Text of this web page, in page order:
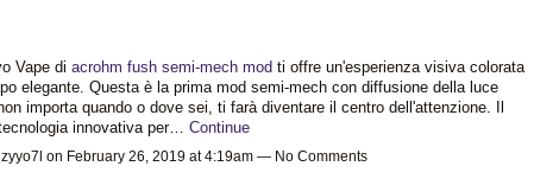
Vape di acrohm fush semi-mech modti offre un'esperienza visiva colorata
elegante. Questa è la prima mod semi-mech con diffusione della luce
importa quando o dove sei, ti farà diventare il centro dell'attenzione. Il
innovativa per… Continue
on February 26, 2019 at 4:19am — No Comments